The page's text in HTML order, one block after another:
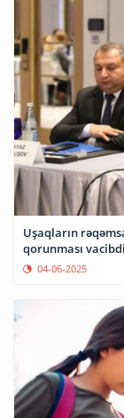
Uşaqların
qorunması
04-06-2025